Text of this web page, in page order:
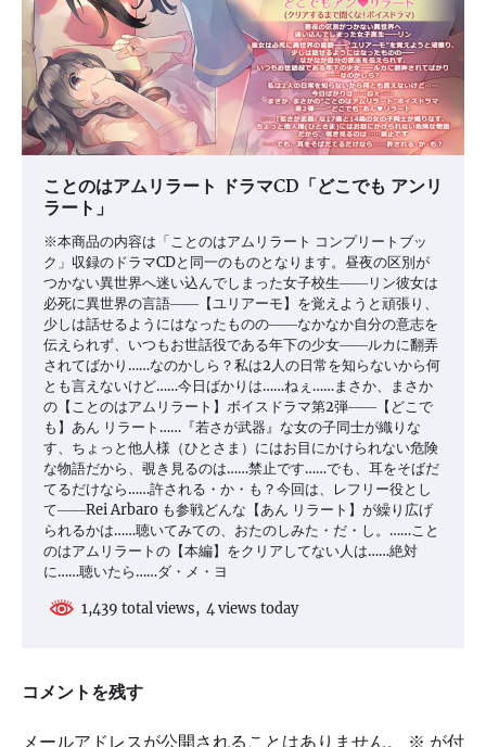
ことのはアムリラート ドラマCD「どこでも アンリ
ラート」
※本商品の内容は「ことのはアムリラート コンプリートブッ
ク」収録のドラマCDと同一のものとなります。昼夜の区別が
つかない異世界へ迷い込んでしまった女子校生――リン彼女は
必死に異世界の言語――【ユリアーモ】を覚えようと頑張り、
少しは話せるようにはなったものの――なかなか自分の意志を
伝えられず、いつもお世話役である年下の少女――ルカに翻弄
されてばかり……なのかしら？私は2人の日常を知らないから何
とも言えないけど……今日ばかりは……ねぇ……まさか、まさか
の【ことのはアムリラート】ボイスドラマ第2弾――【どこで
も】あん リラート……『若さが武器』な女の子同士が織りな
す、ちょっと他人様（ひとさま）にはお目にかけられない危険
な物語だから、覗き見るのは……禁止です……でも、耳をそばだ
てるだけなら……許される・か・も？今回は、レフリー役とし
て――Rei Arbaro も参戦どんな【あん リラート】が繰り広げ
られるかは……聴いてみての、おたのしみた・だ・し。……こと
のはアムリラートの【本編】をクリアしてない人は……絶対
に……聴いたら……ダ・メ・ヨ
1,439 total views, 4 views today
コメントを残す
メールアドレスが公開されることはありません。 ※ が付